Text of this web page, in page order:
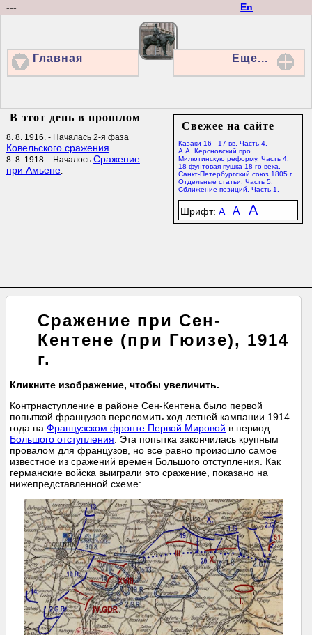
En
---
Главная Еще...
Свежее на сайте
Казаки 16 - 17 вв. Часть 4.
А.А. Керсновский про
Милютинскую реформу. Часть 4.
18-фунтовая пушка 18-го века.
Санкт-Петербургский союз 1805 г.
Отдельные статьи. Часть 5.
Сближение позиций. Часть 1.
Шрифт: A A A
В этот день в прошлом
8. 8. 1916. - Началась 2-я фаза
Ковельского сражения.
8. 8. 1918. - Началось Сражение
при Амьене.
Сражение при Сен-
Кентене (при Гюизе), 1914
г.
Кликните изображение, чтобы увеличить.
Контрнаступление в районе Сен-Кентена было первой
попыткой французов переломить ход летней кампании 1914
года наФранцузском фронте Первой Мировой в период
Большого отступления . Эта попытка закончилась крупным
провалом для французов, но все равно произошло самое
известное из сражений времен Большого отступления. Как
германские войска выиграли это сражение, показано на
нижепредставленной схеме: